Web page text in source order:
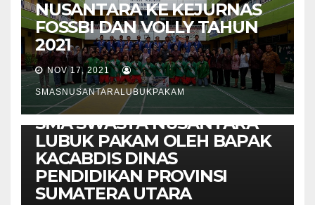
NUSANTARA KE KEJURNAS
FOSSBI DAN VOLLY TAHUN
2021
NOV 17, 2021
SMASNUSANTARALUBUKPAKAM
INFO / ARTIKEL
LAUNCING PRODUK PKWU
SMA SWASTA NUSANTARA
LUBUK PAKAM OLEH BAPAK
KACABDIS DINAS
PENDIDIKAN PROVINSI
SUMATERA UTARA